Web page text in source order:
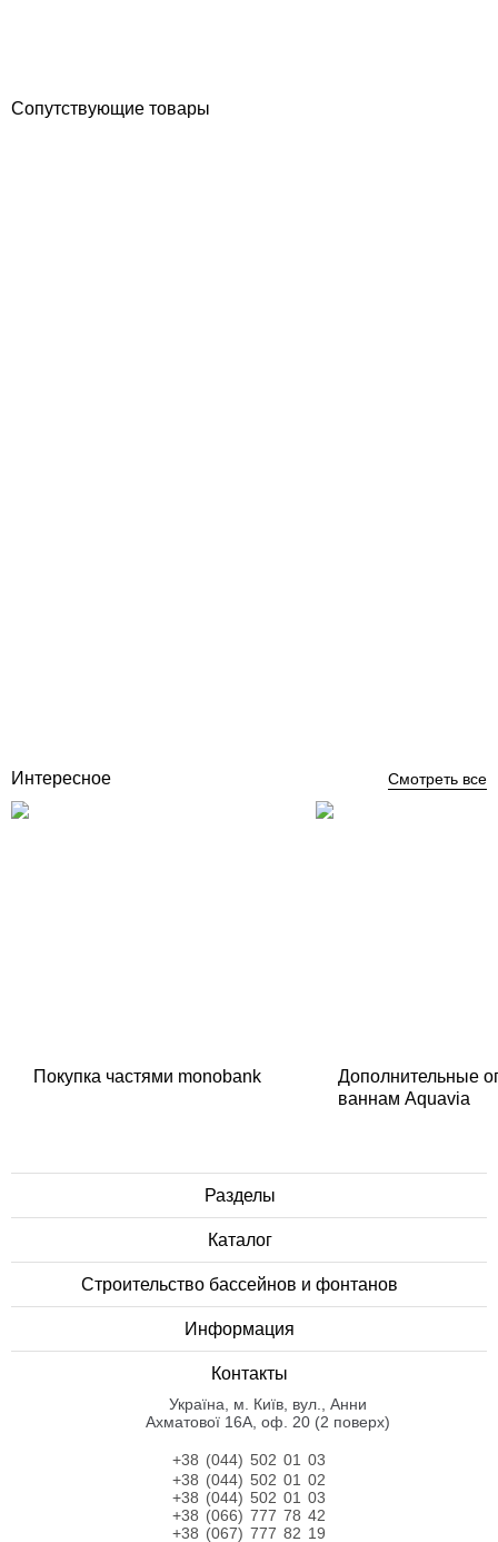
Сопутствующие товары
Интересное Смотреть все
Покупка частями monobank
Дополнительные
ваннам Aquavia
Разделы
Каталог
Строительство бассейнов и фонтанов
Информация
Контакты
Українa, м. Київ, вул., Анни
Ахматової 16А, оф. 20 (2 поверх)
+38 (044) 502 01 03
+38 (044) 502 01 02
+38 (044) 502 01 03
+38 (066) 777 78 42
+38 (067) 777 82 19